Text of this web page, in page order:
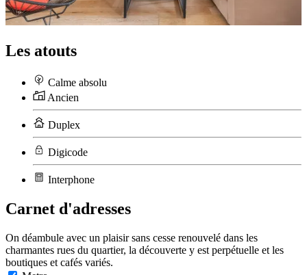
Les atouts
Calme absolu
Ancien
Duplex
Digicode
Interphone
Carnet d'adresses
On déambule avec un plaisir sans cesse renouvelé dans les
charmantes rues du quartier, la découverte y est perpétuelle et les
boutiques et cafés variés.